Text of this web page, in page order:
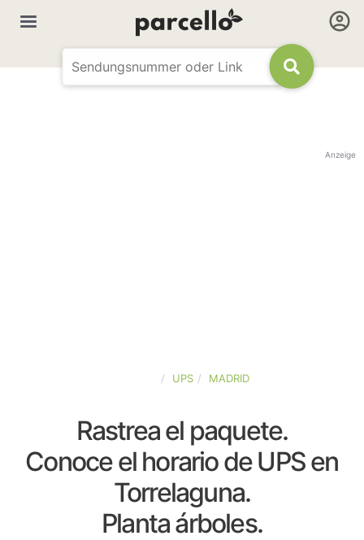
Anzeige
UPS MADRID
Rastrea el paquete.
Conoce el horario de UPS en
Torrelaguna.
Planta árboles.